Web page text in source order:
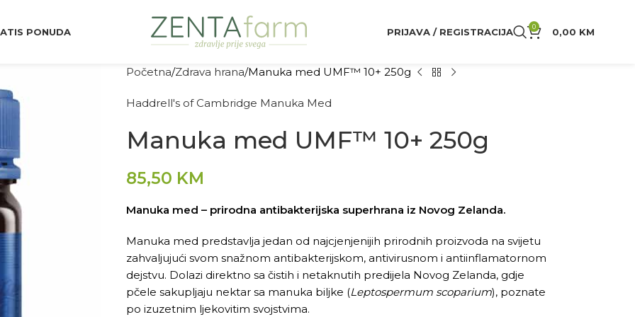
PONUDA PRIJAVA / REGISTRACIJA 0 0,00 KM
Početna Zdrava hrana Manuka med UMF™ 10+ 250g
Haddrell's of Cambridge Manuka Med
Manuka med UMF™ 10+ 250g
85,50 KM
Manuka med – prirodna antibakterijska superhrana iz Novog Zelanda.
Manuka med predstavlja jedan od najcjenjenijih prirodnih proizvoda na svijetu
zahvaljujući svom snažnom antibakterijskom, antivirusnom i antiinflamatornom
dejstvu. Dolazi direktno sa čistih i netaknutih predijela Novog Zelanda, gdje
pčele sakupljaju nektar sa manuka biljke (Leptospermum scoparium), poznate
po izuzetnim ljekovitim svojstvima.